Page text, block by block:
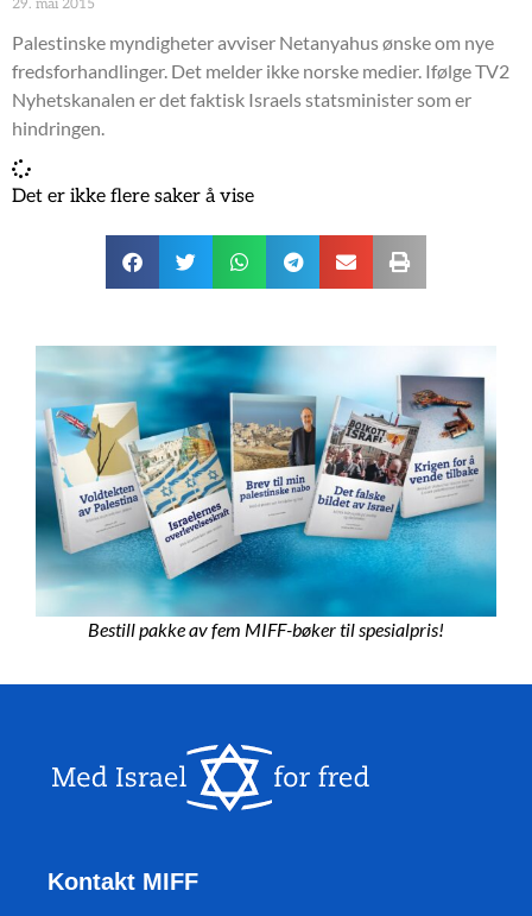
29. mai 2015
Palestinske myndigheter avviser Netanyahus ønske om nye
fredsforhandlinger. Det melder ikke norske medier. Ifølge TV2
Nyhetskanalen er det faktisk Israels statsminister som er
hindringen.
Det er ikke flere saker å vise
Bestill pakke av fem MIFF-bøker til spesialpris!
Kontakt MIFF